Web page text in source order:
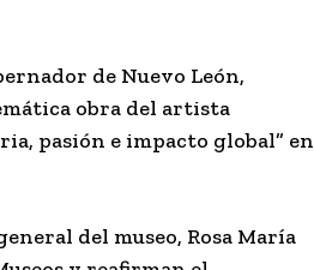
de Nuevo León,
obra del artista
pasión e impacto global” en
del museo, Rosa María